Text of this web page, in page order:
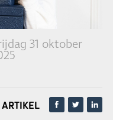
31 oktober